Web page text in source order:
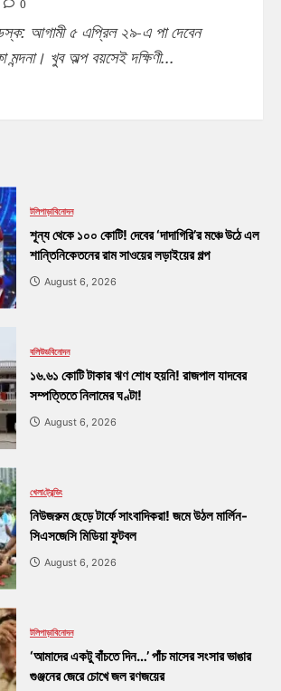
0
ডেস্ক: আগামী ৫ এপ্রিল ২৯-এ পা দেবেন
মন্দনা। খুব অল্প বয়সেই দক্ষিণী...
টলিপাড়াবিনোদন
শূন্য থেকে ১০০ কোটি! দেবের ‘দাদাগিরি’র মঞ্চে উঠে এল
শান্তিনিকেতনের রাম সাওয়ের লড়াইয়ের গল্প
August 6, 2026
বলিউডবিনোদন
১৬.৬১ কোটি টাকার ঋণ শোধ হয়নি! রাজপাল যাদবের
সম্পত্তিতে নিলামের ঘণ্টা!
August 6, 2026
খেলাট্রেন্ডিং
নিউজরুম ছেড়ে টার্ফে সাংবাদিকরা! জমে উঠল মার্লিন-
সিএসজেসি মিডিয়া ফুটবল
August 6, 2026
টলিপাড়াবিনোদন
‘আমাদের একটু বাঁচতে দিন…’ পাঁচ মাসের সংসার ভাঙার
গুঞ্জনের জেরে চোখে জল রণজয়ের